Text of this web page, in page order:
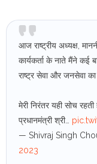
आज राष्ट्रीय अध्यक्ष,
कार्यकर्ता के नाते मैंने कई
राष्ट्र सेवा और जनसेवा
मेरी निरंतर यही सोच
प्रधानमंत्री श्री…
— Shivraj Singh
2023